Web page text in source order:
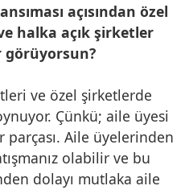
açısından özel
halka açık şirketler
görüyorsun?
ve özel şirketlerde
Çünkü; aile üyesi
Aile üyelerinden
olabilir ve bu
dolayı mutlaka aile